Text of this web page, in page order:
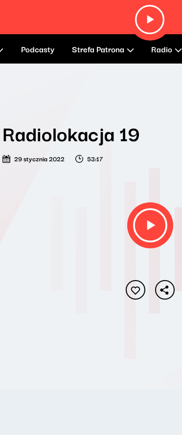
Podcasty Strefa Patrona Radio
Radiolokacja 19
29 stycznia 2022 53:17